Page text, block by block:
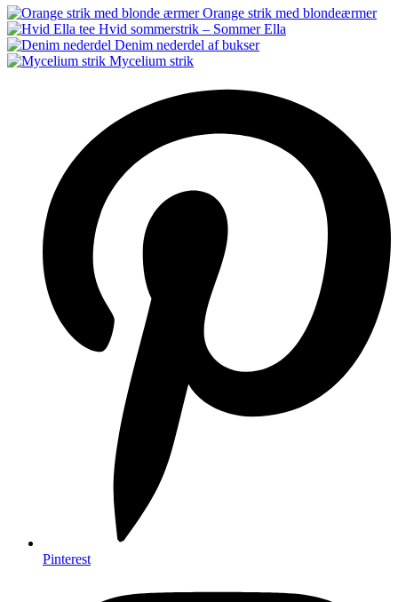
Orange strik med blondeærmer
Hvid sommerstrik – Sommer Ella
Denim nederdel af bukser
Mycelium strik
Pinterest